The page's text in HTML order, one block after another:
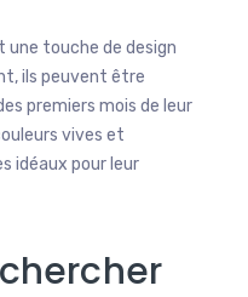
une touche de design
ils peuvent être
premiers mois de leur
vives et
idéaux pour leur